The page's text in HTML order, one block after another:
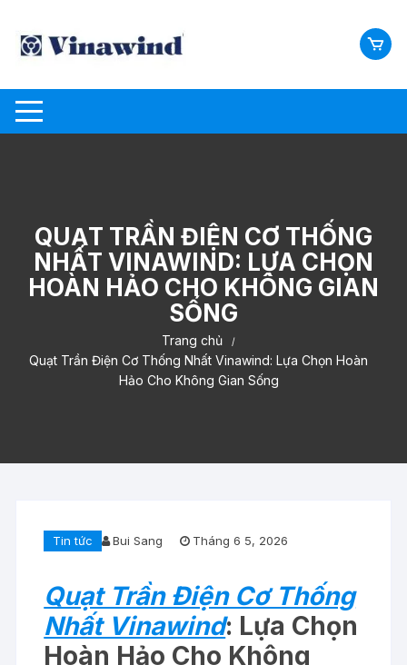
QUẠT TRẦN ĐIỆN CƠ THỐNG
NHẤT VINAWIND: LỰA CHỌN
HOÀN HẢO CHO KHÔNG GIAN
SỐNG
Trang chủ
Quạt Trần Điện Cơ Thống Nhất Vinawind: Lựa Chọn Hoàn
Hảo Cho Không Gian Sống
Tin tức Bui Sang Tháng 6 5, 2026
Quạt Trần Điện Cơ Thống
Nhất Vinawind: Lựa Chọn
Hoàn Hảo Cho Không